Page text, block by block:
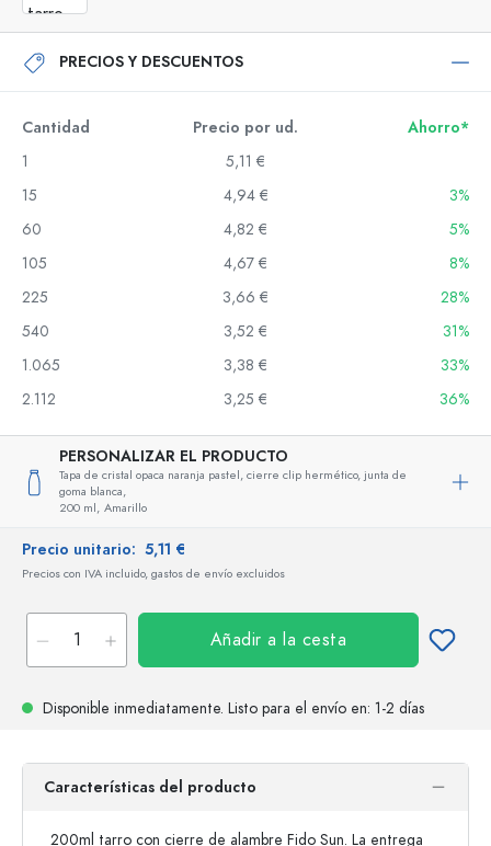
PRECIOS Y DESCUENTOS
Cantidad Precio por ud.
Ahorro*
1
5,11 €
15
4,94 €
3%
60
4,82 €
5%
105
4,67 €
8%
225
3,66 €
28%
540
3,52 €
31%
1.065
3,38 €
33%
2.112
3,25 € 36%
PERSONALIZAR EL PRODUCTO
Tapa de cristal opaca naranja pastel, cierre clip hermético, junta de
goma blanca,
200 ml, Amarillo
Precio unitario: 5,11 €
Precios con IVA incluido, gastos de envío excluidos
Añadir a la cesta
Disponible inmediatamente. Listo para el envío en: 1-2 días
Características del producto
200ml tarro con cierre de alambre Fido Sun. La entrega